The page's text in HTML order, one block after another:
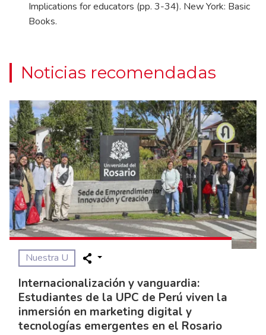
Implications for educators (pp. 3-34). New York: Basic
Books.
Noticias recomendadas
Nuestra U
Internacionalización y vanguardia:
Estudiantes de la UPC de Perú viven la
inmersión en marketing digital y
tecnologías emergentes en el Rosario